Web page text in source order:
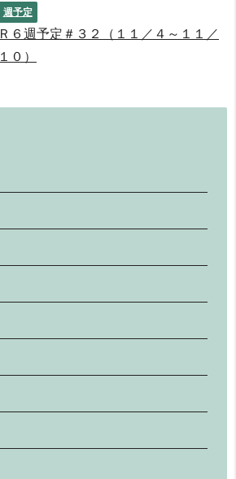
週予定
Ｒ６週予定＃３２（１１／４～１１／
１０）